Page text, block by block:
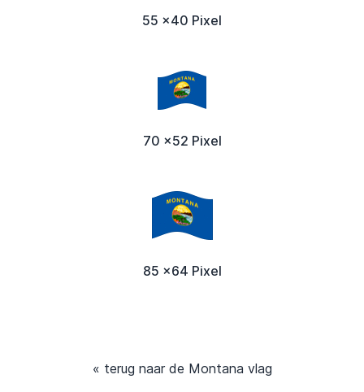
55 x40 Pixel
70 x52 Pixel
85 x64 Pixel
« terug naar de Montana vlag